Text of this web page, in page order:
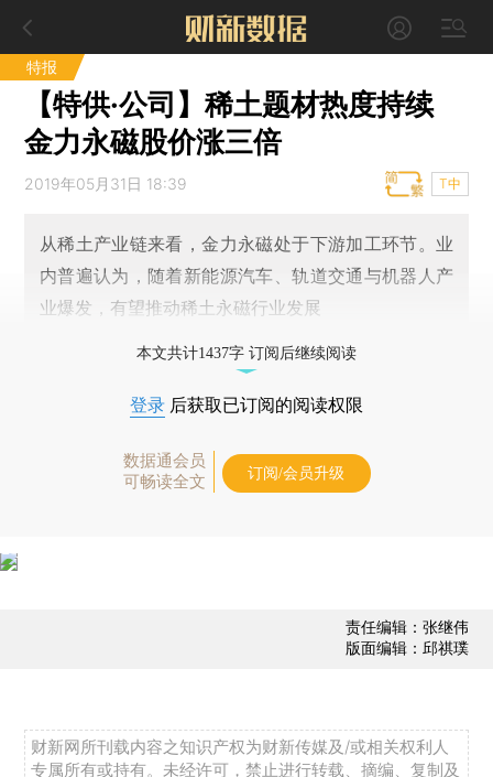
特报
【特供·公司】稀土题材热度持续
金力永磁股价涨三倍
2019年05月31日 18:39 T中
从稀土产业链来看，金力永磁处于下游加工环节。业
内普遍认为，随着新能源汽车、轨道交通与机器人产
业爆发，有望推动稀土永磁行业发展
本文共计1437字 订阅后继续阅读
登录 后获取已订阅的阅读权限
数据通会员
可畅读全文
订阅/会员升级
责任编辑：张继伟
版面编辑：邱祺璞
财新网所刊载内容之知识产权为财新传媒及/或相关权利人
专属所有或持有。未经许可，禁止进行转载、摘编、复制及